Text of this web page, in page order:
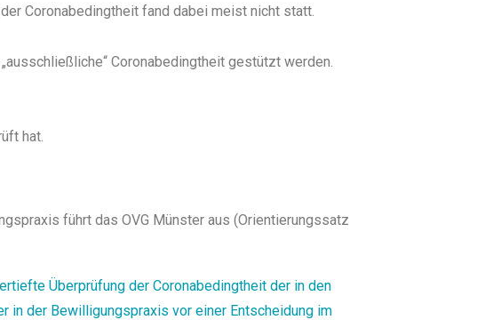
Coronabedingtheit fand dabei meist nicht statt.
Coronabedingtheit gestützt werden.
hat.
führt das OVG Münster aus (Orientierungssatz
Überprüfung der Coronabedingtheit der in den
in der Bewilligungspraxis vor einer Entscheidung im